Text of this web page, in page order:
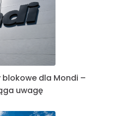
dla Mondi –
uwagę